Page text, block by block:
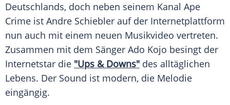
Deutschlands, doch neben seinem Kanal Ape
Crime ist Andre Schiebler auf der Internetplattform
nun auch mit einem neuen Musikvideo vertreten.
Zusammen mit dem Sänger Ado Kojo besingt der
Internetstar die "Ups & Downs" des alltäglichen
Lebens. Der Sound ist modern, die Melodie
eingängig.